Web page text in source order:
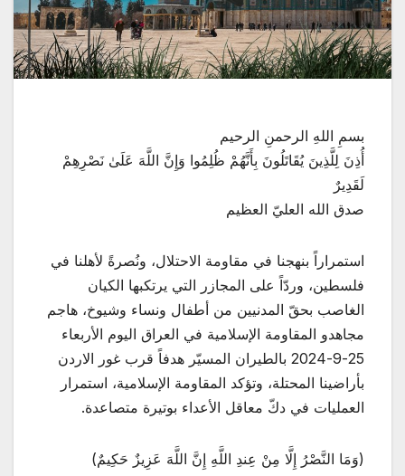
بسمِ اللهِ الرحمنِ الرحيم
أُذِنَ لِلَّذِينَ يُقَاتَلُونَ بِأَنَّهُمْ ظُلِمُوا وَإِنَّ اللَّهَ عَلَىٰ نَصْرِهِمْ
لَقَدِيرٌ
صدق الله العليّ العظيم
استمراراً بنهجنا في مقاومة الاحتلال، ونُصرةً لأهلنا في
فلسطين، وردّاً على المجازر التي يرتكبها الكيان
الغاصب بحقّ المدنيين من أطفال ونساء وشيوخ، هاجم
مجاهدو المقاومة الإسلامية في العراق اليوم الأربعاء
25-9-2024 بالطيران المسيّر هدفاً قرب غور الاردن
بأراضينا المحتلة، وتؤكد المقاومة الإسلامية، استمرار
العمليات في دكّ معاقل الأعداء بوتيرة متصاعدة.
(وَمَا النَّصْرُ إِلَّا مِنْ عِندِ اللَّهِ إِنَّ اللَّهَ عَزِيزٌ حَكِيمٌ)